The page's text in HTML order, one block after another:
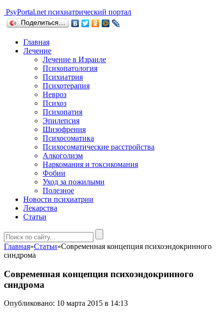
PsyPortal.net психиатрический портал
Поделиться…
Главная
Лечение
Лечение в Израиле
Психопатология
Психиатрия
Психотерапия
Невроз
Психоз
Психопатия
Эпилепсия
Шизофрения
Психосоматика
Психосоматические расстройства
Алкоголизм
Наркомания и токсикомания
Фобии
Уход за пожилыми
Полезное
Новости психиатрии
Лекарства
Статьи
Главная»Статьи»Современная концепция психоэндокринного
синдрома
Современная концепция психоэндокринного
синдрома
Опубликовано: 10 марта 2015 в 14:13